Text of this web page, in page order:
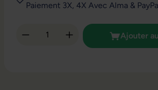
Paiement 3X, 4X Avec Alma &
Quantité de produit :Ajouter